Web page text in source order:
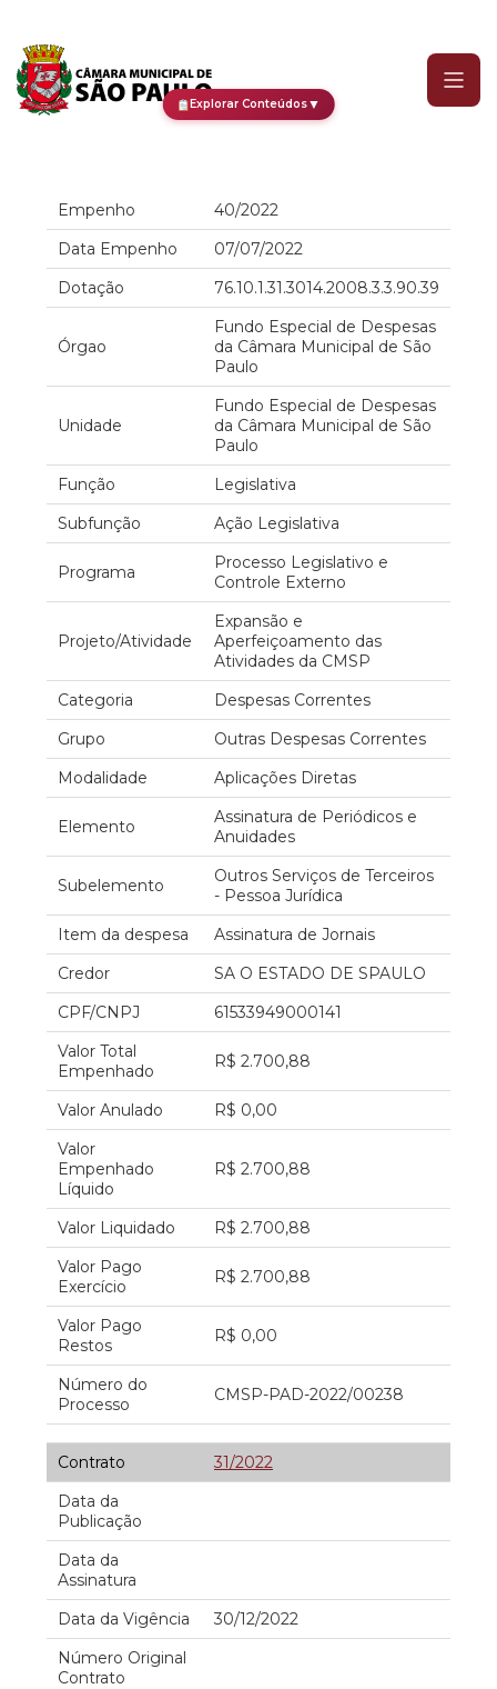
Explorar Conteúdos▼
Empenho
40/2022
Data Empenho
07/07/2022
Dotação
76.10.1.31.3014.2008.3.3.90.39
Órgao
Fundo Especial de Despesas
da Câmara Municipal de São
Paulo
Unidade
Fundo Especial de Despesas
da Câmara Municipal de São
Paulo
Função
Legislativa
Subfunção
Ação Legislativa
Programa
Processo Legislativo e
Controle Externo
Projeto/Atividade
Expansão e
Aperfeiçoamento das
Atividades da CMSP
Categoria
Despesas Correntes
Grupo
Outras Despesas Correntes
Modalidade
Aplicações Diretas
Elemento
Assinatura de Periódicos e
Anuidades
Subelemento
Outros Serviços de Terceiros
- Pessoa Jurídica
Item da despesa
Assinatura de Jornais
Credor
SA O ESTADO DE SPAULO
CPF/CNPJ
61533949000141
Valor Total
Empenhado
R$ 2.700,88
Valor Anulado
R$ 0,00
Valor
Empenhado
Líquido
R$ 2.700,88
Valor Liquidado
R$ 2.700,88
Valor Pago
Exercício
R$ 2.700,88
Valor Pago
Restos
R$ 0,00
Número do
Processo
CMSP-PAD-2022/00238
Contrato
31/2022
Data da
Publicação
Data da
Assinatura
Data da Vigência
30/12/2022
Número Original
Contrato